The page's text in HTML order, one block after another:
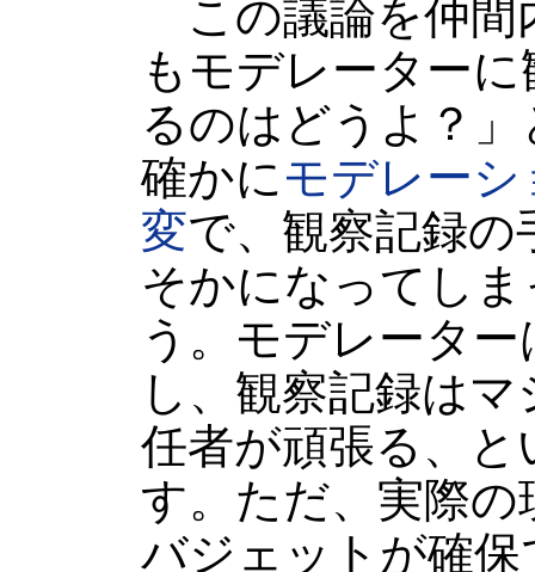
この議論を仲間
もモデレーター
るのはどうよ？
確かにモデレー
変で、観察記録
そかになってし
う。モデレータ
し、観察記録は
任者が頑張る、
す。ただ、実際
バジェットが確